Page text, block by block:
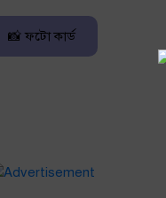
📸 ফটো কার্ড